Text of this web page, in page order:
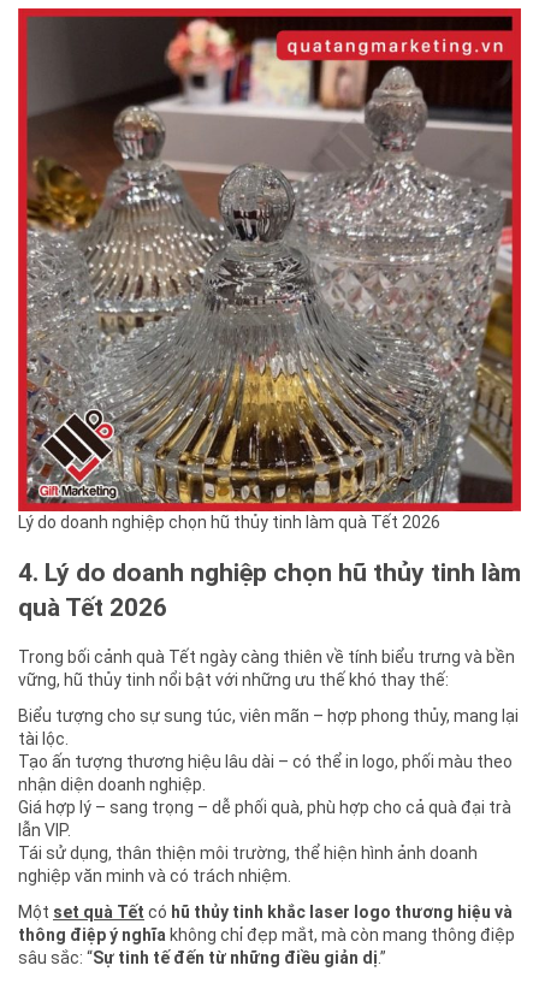
Lý do doanh nghiệp chọn hũ thủy tinh làm quà Tết 2026
4. Lý do doanh nghiệp chọn hũ thủy tinh làm
quà Tết 2026
Trong bối cảnh quà Tết ngày càng thiên về tính biểu trưng và bền
vững, hũ thủy tinh nổi bật với những ưu thế khó thay thế:
Biểu tượng cho sự sung túc, viên mãn – hợp phong thủy, mang lại
tài lộc.
Tạo ấn tượng thương hiệu lâu dài – có thể in logo, phối màu theo
nhận diện doanh nghiệp.
Giá hợp lý – sang trọng – dễ phối quà, phù hợp cho cả quà đại trà
lẫn VIP.
Tái sử dụng, thân thiện môi trường, thể hiện hình ảnh doanh
nghiệp văn minh và có trách nhiệm.
Một set quà Tết có hũ thủy tinh khắc laser logo thương hiệu và
thông điệp ý nghĩa không chỉ đẹp mắt, mà còn mang thông điệp
sâu sắc: “Sự tinh tế đến từ những điều giản dị.”